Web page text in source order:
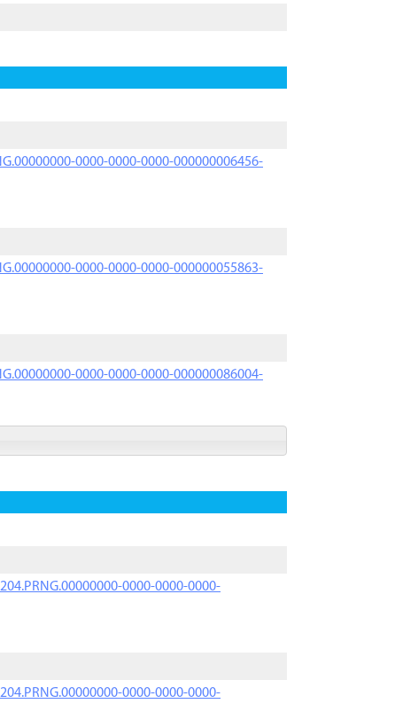
0000-0000-0000-000000006456-
0000-0000-0000-000000055863-
0000-0000-0000-000000086004-
0000-0000-0000-
0000-0000-0000-